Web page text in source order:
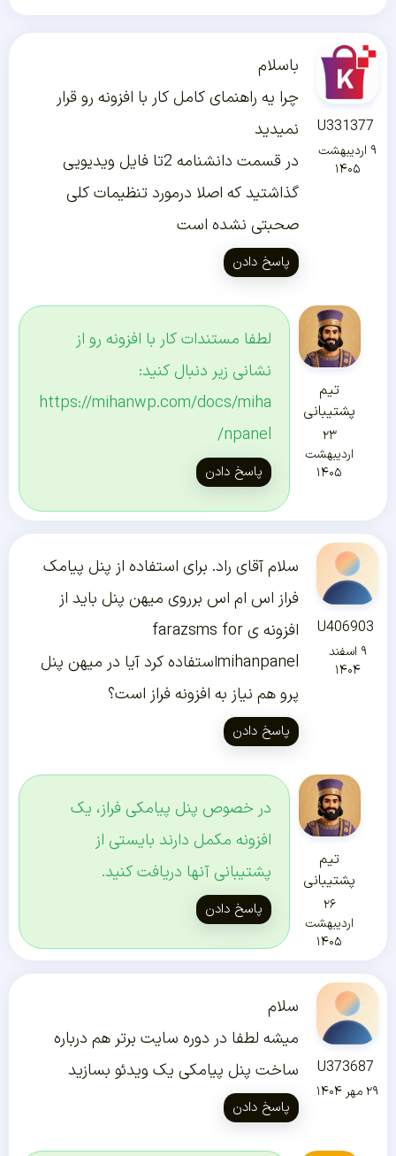
U331377
۹ اردیبهشت
۱۴۰۵
باسلام
چرا یه راهنمای کامل کار با افزونه رو قرار
نمیدید
در قسمت دانشنامه 2تا فایل ویدیویی
گذاشتید که اصلا درمورد تنظیمات کلی
صحبتی نشده است
پاسخ دادن
تیم
پشتیبانی
۲۳
اردیبهشت
۱۴۰۵
لطفا مستندات کار با افزونه رو از
نشانی زیر دنبال کنید:
https://mihanwp.com/docs/miha
npanel/
پاسخ دادن
U406903
۹ اسفند
۱۴۰۴
سلام آقای راد. برای استفاده از پنل پیامک
فراز اس ام اس برروی میهن پنل باید از
افزونه ی farazsms for
mihanpanelاستفاده کرد آیا در میهن پنل
پرو هم نیاز به افزونه فراز است؟
پاسخ دادن
تیم
پشتیبانی
۲۶
اردیبهشت
۱۴۰۵
در خصوص پنل پیامکی فراز، یک
افزونه مکمل دارند بایستی از
پشتیبانی آنها دریافت کنید.
پاسخ دادن
U373687
۲۹ مهر ۱۴۰۴
سلام
میشه لطفا در دوره سایت برتر هم درباره
ساخت پنل پیامکی یک ویدئو بسازید
پاسخ دادن